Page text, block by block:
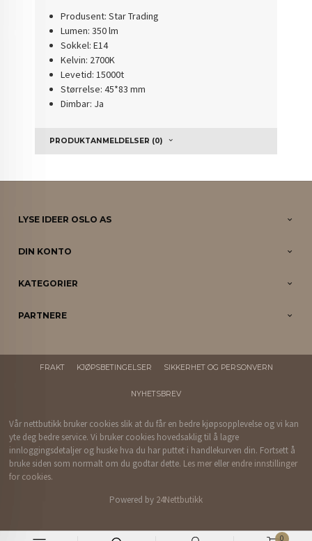
0
Produsent: Star Trading
Lumen: 350 lm
Sokkel: E14
Kelvin: 2700K
Levetid: 15000t
Størrelse: 45*83 mm
Dimbar: Ja
PRODUKTANMELDELSER (0)
LYSE IDEER OSLO AS
DIN KONTO
KATEGORIER
PARTNERE
FRAKT KJØPSBETINGELSER SIKKERHET OG PERSONVERN
NYHETSBREV
Vår nettbutikk bruker cookies slik at du får en bedre kjøpsopplevelse og vi kan
yte deg bedre service. Vi bruker cookies hovedsaklig til å lagre
innloggingsdetaljer og huske hva du har puttet i handlekurven din. Fortsett å
bruke siden som normalt om du godtar dette. Les mer eller endre innstillinger
for cookies.
Powered by 24Nettbutikk